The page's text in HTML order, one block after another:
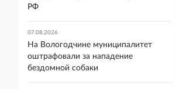
РФ
07.08.2026
На Вологодчине муниципалитет
оштрафовали за нападение
бездомной собаки